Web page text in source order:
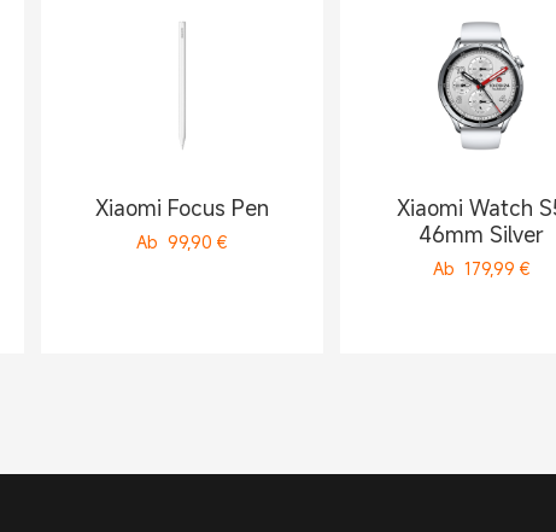
Xiaomi Focus Pen
Ab 99,90 €
Xiaomi Watch
46mm Silver
Ab 179,99 €